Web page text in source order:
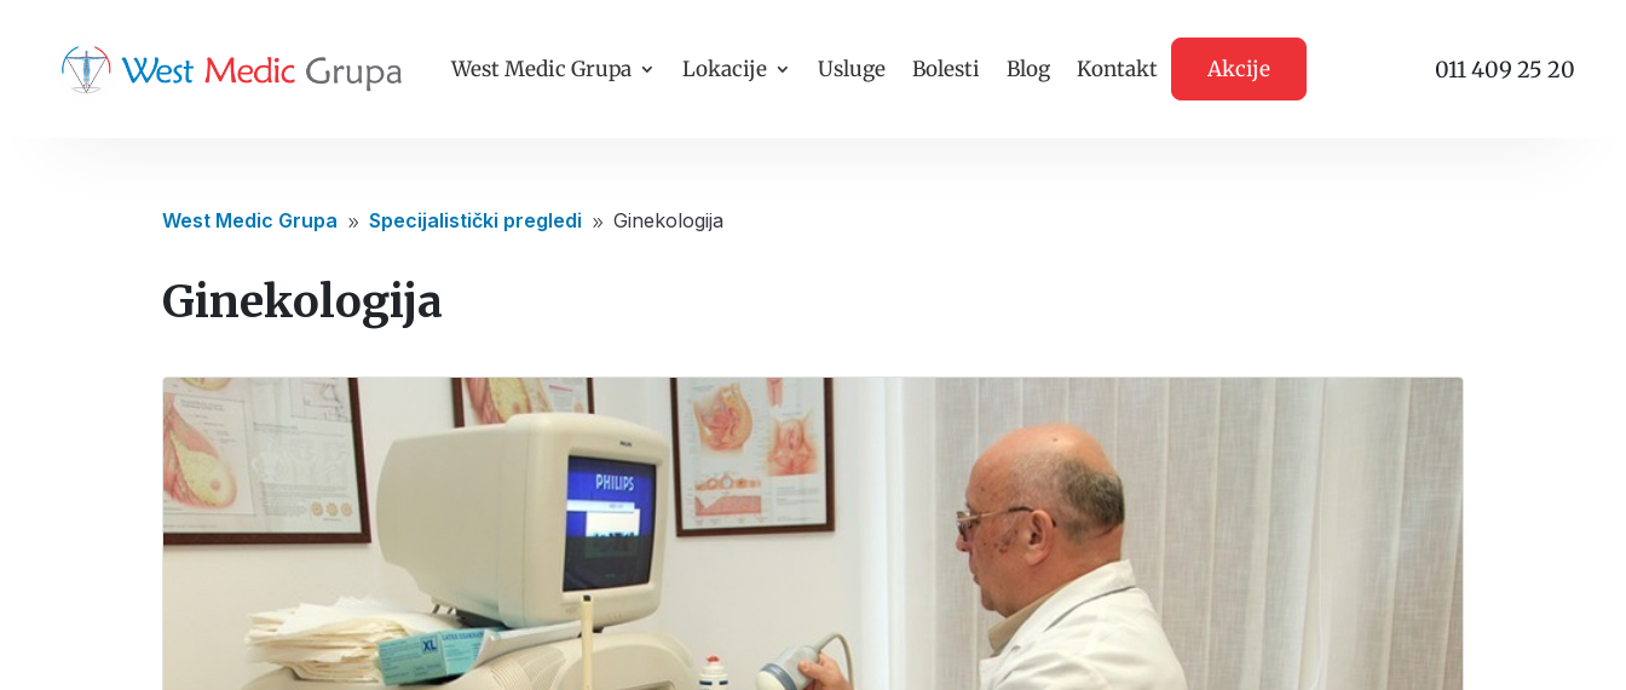
West Medic Grupa Lokacije Usluge Bolesti Blog Kontakt Akcije 011 409 25 20
West Medic Grupa 9 Specijalistički pregledi 9 Ginekologija
Ginekologija